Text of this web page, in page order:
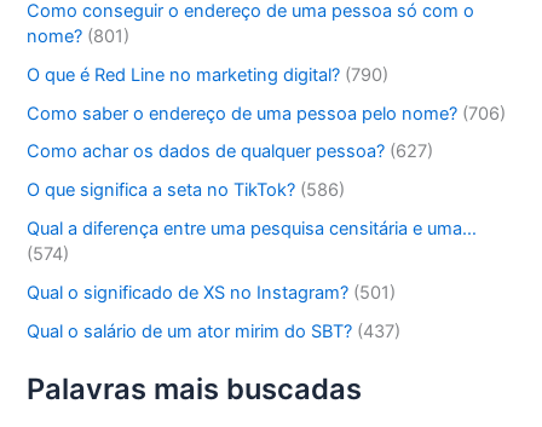
Como conseguir o endereço de uma pessoa só com o
nome? (801)
O que é Red Line no marketing digital? (790)
Como saber o endereço de uma pessoa pelo nome? (706)
Como achar os dados de qualquer pessoa? (627)
O que significa a seta no TikTok? (586)
Qual a diferença entre uma pesquisa censitária e uma…
(574)
Qual o significado de XS no Instagram? (501)
Qual o salário de um ator mirim do SBT? (437)
Palavras mais buscadas